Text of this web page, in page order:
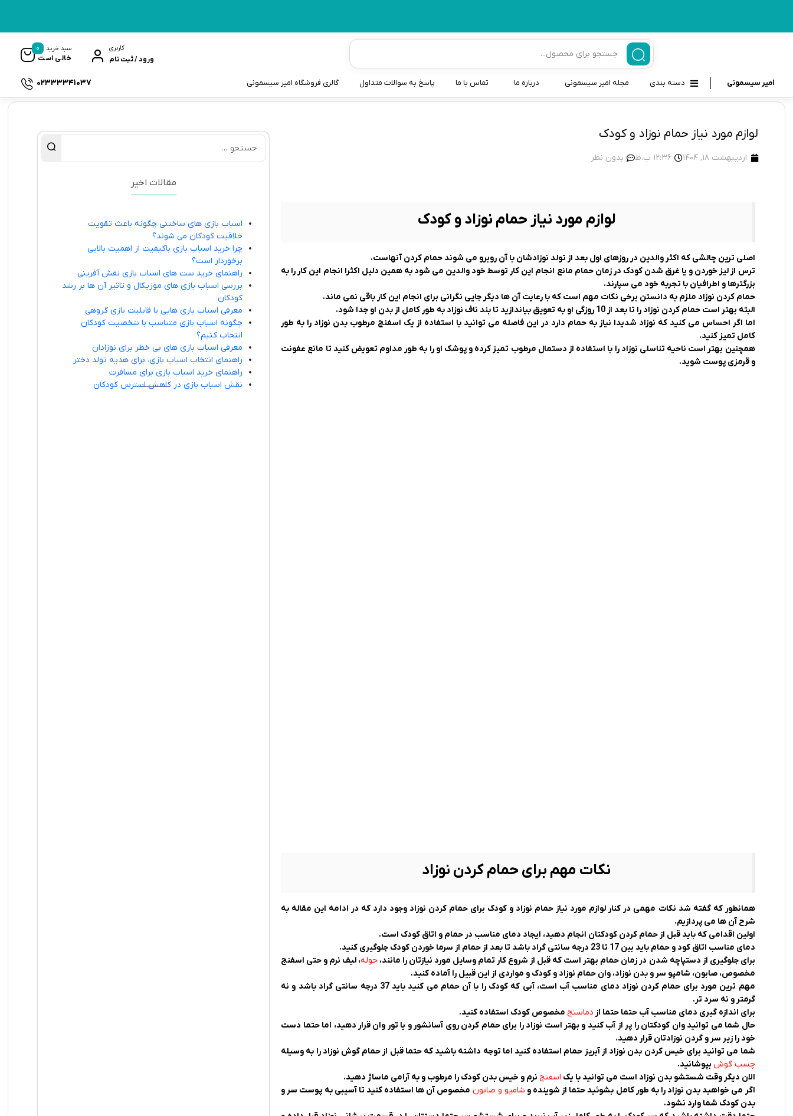
کاربری
ورود / ثبت نام
سبد خرید
خالی است
0
امیر سیسمونی دسته بندی
پواربینی
تب سنج نوزاد و کودک
رابط و پد سینه
دستگاه بخور سرد کودک
اسباب بازی دخترانه و پسرانه
اسباب بازی نوزاد
لباس و اکسسوری
اکسسوری
مجله امیر سیسمونی درباره ما تماس با ما پاسخ به سوالات متداول گالری فروشگاه امیر سیسمونی 02333341037
لوازم مورد نیاز حمام نوزاد و کودک
اردیبهشت 18, 1404 12:36 ب.ظ بدون نظر
لوازم مورد نیاز حمام نوزاد و کودک
اصلی ترین چالشی که اکثر والدین در روزهای اول بعد از تولد نوزادشان با آن روبرو می شوند حمام کردن آنهاست.
ترس از لیز خوردن و یا غرق شدن کودک در زمان حمام مانع انجام این کار توسط خود والدین می شود به همین دلیل اکثرا انجام این کار را به
بزرگترها و اطرافیان با تجربه خود می سپارند.
حمام کردن نوزاد ملزم به دانستن برخی نکات مهم است که با رعایت آن ها دیگر جایی نگرانی برای انجام این کار باقی نمی ماند.
البته بهتر است حمام کردن نوزاد را تا بعد از 10 روزگی او به تعویق بیاندازید تا بند ناف نوزاد به طور کامل از بدن او جدا شود.
اما اگر احساس می کنید که نوزاد شدیدا نیاز به حمام دارد در این فاصله می توانید با استفاده از یک اسفنج مرطوب بدن نوزاد را به طور
کامل تمیز کنید.
همچنین بهتر است ناحیه تناسلی نوزاد را با استفاده از دستمال مرطوب تمیز کرده و پوشک او را به طور مداوم تعویض کنید تا مانع عفونت
و قرمزی پوست شوید.
نکات مهم برای حمام کردن نوزاد
همانطور که گفته شد نکات مهمی در کنار لوازم مورد نیاز حمام نوزاد و کودک برای حمام کردن نوزاد وجود دارد که در ادامه این مقاله به
شرح آن ها می پردازیم.
اولین اقدامی که باید قبل از حمام کردن کودکتان انجام دهید، ایجاد دمای مناسب در حمام و اتاق کودک است.
دمای مناسب اتاق کود و حمام باید بین 17 تا 23 درجه سانتی گراد باشد تا بعد از حمام از سرما خوردن کودک جلوگیری کنید.
برای جلوگیری از دستپاچه شدن در زمان حمام بهتر است که قبل از شروع کار تمام وسایل مورد نیازتان را مانند، حوله، لیف نرم و حتی اسفنج
مخصوص، صابون، شامپو سر و بدن نوزاد، وان حمام نوزاد و کودک و مواردی از این قبیل را آماده کنید.
مهم ترین مورد برای حمام کردن نوزاد دمای مناسب آب است، آبی که کودک را با آن حمام می کنید باید 37 درجه سانتی گراد باشد و نه
گرمتر و نه سرد تر.
برای اندازه گیری دمای مناسب آب حتما حتما از دماسنج مخصوص کودک استفاده کنید.
حال شما می توانید وان کودکتان را پر از آب کنید و بهتر است نوزاد را برای حمام کردن روی آسانشور و یا تور وان قرار دهید، اما حتما دست
خود را زیر سر و گردن نوزادتان قرار دهید.
شما می توانید برای خیس کردن بدن نوزاد از آبریز حمام استفاده کنید اما توجه داشته باشید که حتما قبل از حمام گوش نوزاد را به وسیله
چسب گوش بپوشانید.
الان دیگر وقت شستشو بدن نوزاد است می توانید با یک اسفنج نرم و خیس بدن کودک را مرطوب و به آرامی ماساژ دهید.
اگر می خواهید بدن نوزاد را به طور کامل بشوئید حتما از شوینده و شامپو و صابون مخصوص آن ها استفاده کنید تا آسیبی به پوست سر و
بدن کودک شما وارد نشود.
مقالات اخیر
اسباب بازی های ساختنی چگونه باعث تقویت
خلاقیت کودکان می شوند؟
چرا خرید اسباب بازی باکیفیت از اهمیت بالایی
برخوردار است؟
راهنمای خرید ست های اسباب بازی نقش آفرینی
بررسی اسباب بازی های موزیکال و تاثیر آن ها بر رشد
کودکان
معرفی اسباب بازی هایی با قابلیت بازی گروهی
چگونه اسباب بازی متناسب با شخصیت کودکان
انتخاب کنیم؟
معرفی اسباب بازی های بی خطر برای نوزادان
راهنمای انتخاب اسباب بازی، برای هدیه تولد دختر
راهنمای خرید اسباب بازی برای مسافرت
نقش اسباب بازی در کاهش استرس کودکان